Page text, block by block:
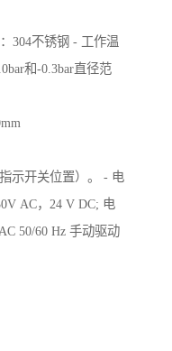
304不锈钢 - 工作温
和-0.3bar直径范
示开关位置）。 - 电
AC，24 V DC; 电
50/60 Hz 手动驱动